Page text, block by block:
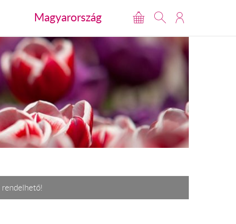
Magyarország